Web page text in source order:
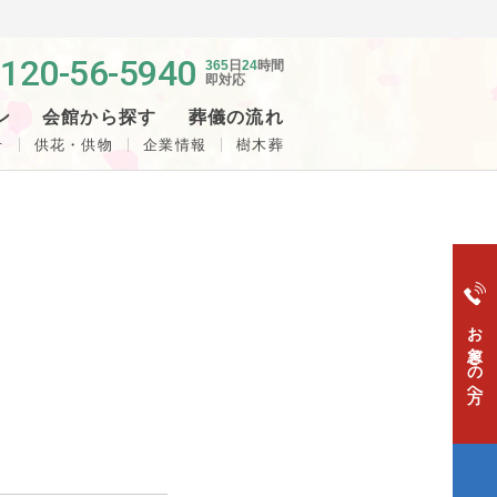
56-5940 365 日 24時間
即対応
会館から探す 葬儀の流れ
供花・供物 企業情報 樹木葬
お急ぎの方へ